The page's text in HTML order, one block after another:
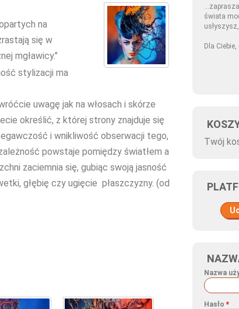
świata
Dla
Twój
Nazwa
Hasło *
na
się w
mgławicy."
stylizacji ma
uwagę jak na włosach i skórze
określić, z której strony znajduje się
i wnikliwość obserwacji tego,
powstaje pomiędzy światłem a
zaciemnia się, gubiąc swoją jasność
głębię czy ugięcie płaszczyzny. (od